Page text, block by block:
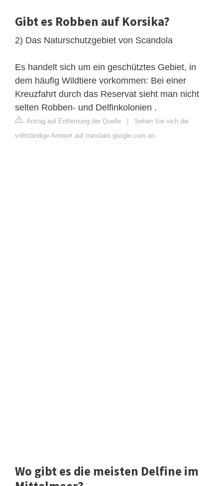
Gibt es Robben auf Korsika?
2) Das Naturschutzgebiet von Scandola
Es handelt sich um ein geschütztes Gebiet, in
dem häufig Wildtiere vorkommen: Bei einer
Kreuzfahrt durch das Reservat sieht man nicht
selten Robben- und Delfinkolonien .
Antrag auf Entfernung der Quelle | Sehen Sie sich die
vollständige Antwort auf translate.google.com an
Wo gibt es die meisten Delfine im